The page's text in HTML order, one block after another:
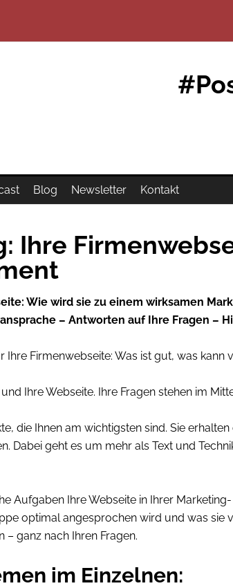
Blog Newsletter Kontakt
Ihre
Wie wird sie zu einem wirksamen
– Antworten auf Ihre Fragen –
Ihre Firmenwebseite: Was ist gut, was
Ihre Webseite. Ihre Fragen stehen im
die Ihnen am wichtigsten sind. Sie
Dabei geht es um mehr als Text und
Aufgaben Ihre Webseite in Ihrer
optimal angesprochen wird und was sie
– ganz nach Ihren Fragen.
im Einzelnen: